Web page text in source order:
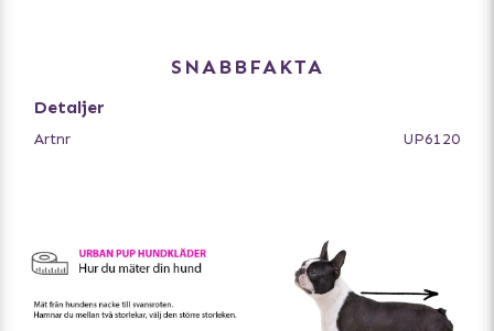
SNABBFAKTA
Detaljer
Artnr UP6120